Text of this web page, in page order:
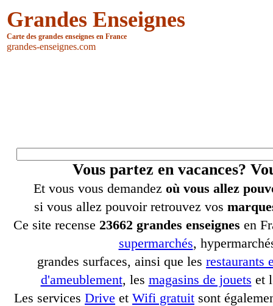
Grandes Enseignes
Carte des grandes enseignes en France
grandes-enseignes.com
Vous partez en vacances?
Et vous vous demandez où vous allez
si vous allez pouvoir retrouvez vos
Ce site recense 23662 grandes enseignes en
supermarchés,
grandes surfaces, ainsi que les restaurants
d'ameublement, les magasins de jouets et
Les services Drive et Wifi gratuit sont